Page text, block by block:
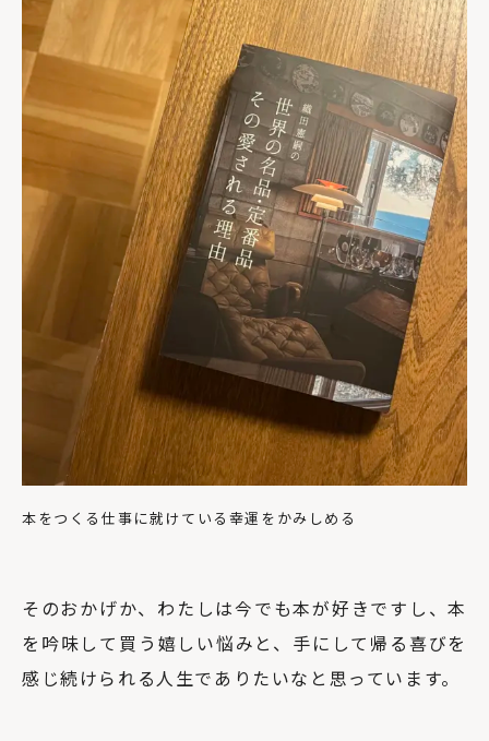
本をつくる仕事に就けている幸運をかみしめる
そのおかげか、わたしは今でも本が好きですし、本
を吟味して買う嬉しい悩みと、手にして帰る喜びを
感じ続けられる人生でありたいなと思っています。